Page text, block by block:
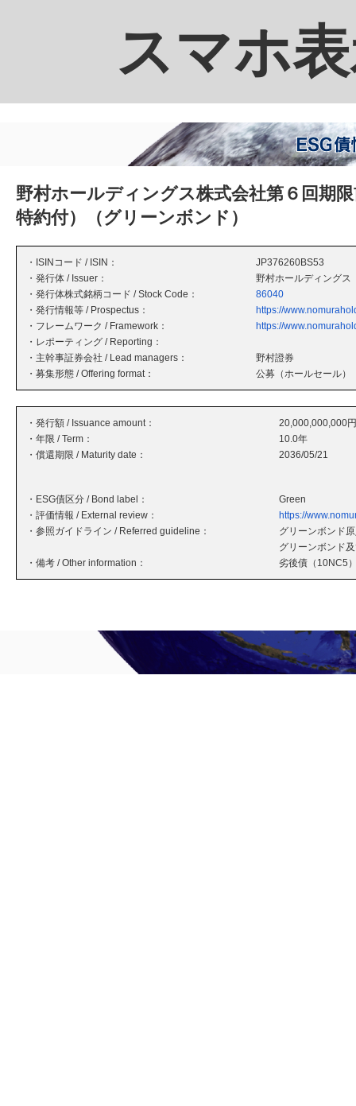
スマホ
野村ホールディングス株式会社第６回期
特約付）（グリーンボンド）
・ISINコード / ISIN：
JP376260BS53
・発行体 / Issuer：
野村ホールディングス
・発行体株式銘柄コード / Stock Code：
86040
・発行情報等 / Prospectus：
https://
・フレームワーク / Framework：
https://
・レポーティング / Reporting：
・主幹事証券会社 / Lead managers：
野村證券
・募集形態 / Offering format：
公募（ホールセール）
・発行額 / Issuance amount：
20,000,000,000円
・年限 / Term：
10.0年
・償還期限 / Maturity date：
2036/05/21
・ESG債区分 / Bond label：
Green
・評価情報 / External review：
https://
・参照ガイドライン / Referred guideline：
グリーンボンド
グリーンボンド
・備考 / Other information：
劣後債（10NC5